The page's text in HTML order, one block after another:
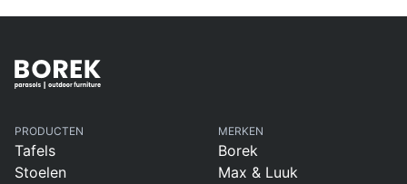
PRODUCTEN
Tafels
Stoelen
MERKEN
Borek
Max & Luuk